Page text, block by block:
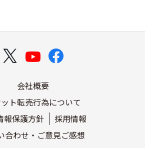
会社概要
ト転売行為について
報保護方針
採用情報
合わせ・ご意見ご感想